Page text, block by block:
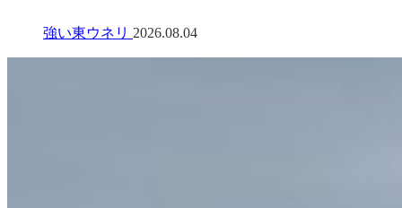
強い東ウネリ 2026.08.04